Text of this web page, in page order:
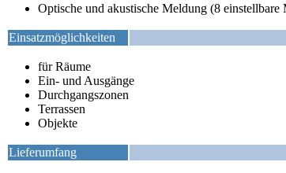
Optische und akustische Meldung (8 einstellbare
Einsatzmöglichkeiten
für Räume
Ein- und Ausgänge
Durchgangszonen
Terrassen
Objekte
Lieferumfang